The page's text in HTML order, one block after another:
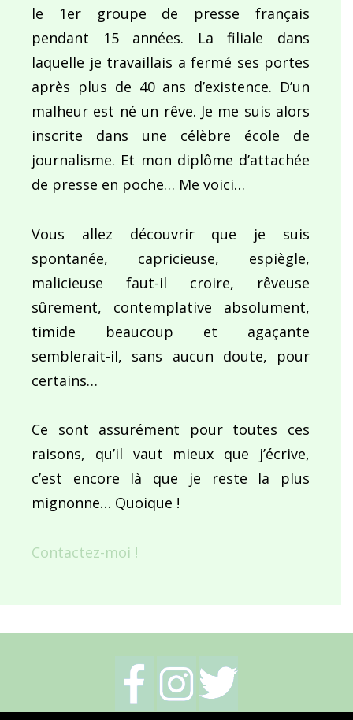
le 1er groupe de presse français
pendant 15 années. La filiale dans
laquelle je travaillais a fermé ses portes
après plus de 40 ans d’existence. D’un
malheur est né un rêve. Je me suis alors
inscrite dans une célèbre école de
journalisme. Et mon diplôme d’attachée
de presse en poche… Me voici…
Vous allez découvrir que je suis
spontanée, capricieuse, espiègle,
malicieuse faut-il croire, rêveuse
sûrement, contemplative absolument,
timide beaucoup et agaçante
semblerait-il, sans aucun doute, pour
certains…
Ce sont assurément pour toutes ces
raisons, qu’il vaut mieux que j’écrive,
c’est encore là que je reste la plus
mignonne… Quoique !
Contactez-moi !